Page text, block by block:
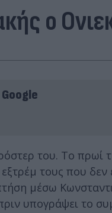
ο
Google
του. Το πρωί
τους που δεν
μέσω
υπογράψει το